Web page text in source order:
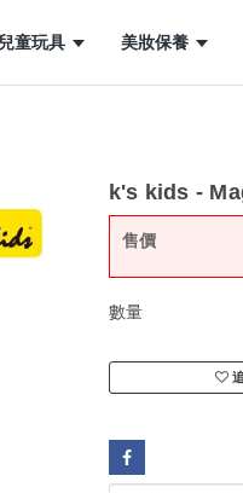
兒童玩具 美妝保養
k's kids -
售價
數量